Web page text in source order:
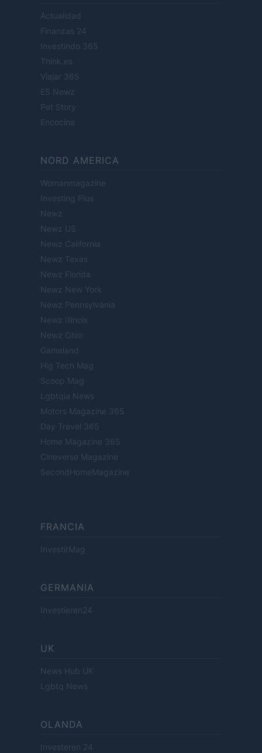
Actualidad
Finanzas 24
Investindo 365
Think.es
Viajar 365
ES Newz
Pet Story
Encocina
NORD AMERICA
Womanmagazine
Investing Plus
Newz
Newz US
Newz California
Newz Texas
Newz Florida
Newz New York
Newz Pennsylvania
Newz Illinois
Newz Ohio
Gameland
Hig Tech Mag
Scoop Mag
Lgbtqia News
Motors Magazine 365
Day Travel 365
Home Magazine 365
Cineverse Magazine
SecondHomeMagazine
FRANCIA
InvestirMag
GERMANIA
Investieren24
UK
News Hub UK
Lgbtq News
OLANDA
Investeren 24